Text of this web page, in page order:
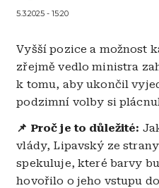
5.3.2025 - 15:20
Vyšší pozice a možnost
zřejmě vedlo ministra
k tomu, aby ukončil
podzimní volby si plácnul
📌 Proč je to důležité:
vlády, Lipavský ze
spekuluje, které barvy
hovořilo o jeho vstupu